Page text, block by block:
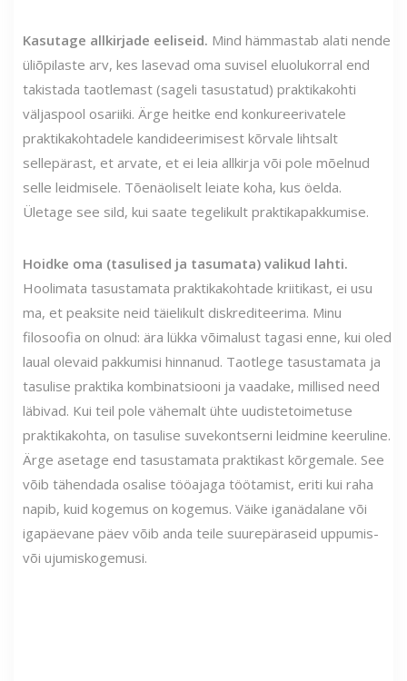
Kasutage allkirjade eeliseid. Mind hämmastab alati nende
üliõpilaste arv, kes lasevad oma suvisel eluolukorral end
takistada taotlemast (sageli tasustatud) praktikakohti
väljaspool osariiki. Ärge heitke end konkureerivatele
praktikakohtadele kandideerimisest kõrvale lihtsalt
sellepärast, et arvate, et ei leia allkirja või pole mõelnud
selle leidmisele. Tõenäoliselt leiate koha, kus öelda.
Ületage see sild, kui saate tegelikult praktikapakkumise.
Hoidke oma (tasulised ja tasumata) valikud lahti.
Hoolimata tasustamata praktikakohtade kriitikast, ei usu
ma, et peaksite neid täielikult diskrediteerima. Minu
filosoofia on olnud: ära lükka võimalust tagasi enne, kui oled
laual olevaid pakkumisi hinnanud. Taotlege tasustamata ja
tasulise praktika kombinatsiooni ja vaadake, millised need
läbivad. Kui teil pole vähemalt ühte uudistetoimetuse
praktikakohta, on tasulise suvekontserni leidmine keeruline.
Ärge asetage end tasustamata praktikast kõrgemale. See
võib tähendada osalise tööajaga töötamist, eriti kui raha
napib, kuid kogemus on kogemus. Väike iganädalane või
igapäevane päev võib anda teile suurepäraseid uppumis-
või ujumiskogemusi.